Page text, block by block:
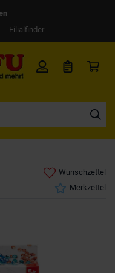
Filialfinder
Wunschzettel
Merkzettel